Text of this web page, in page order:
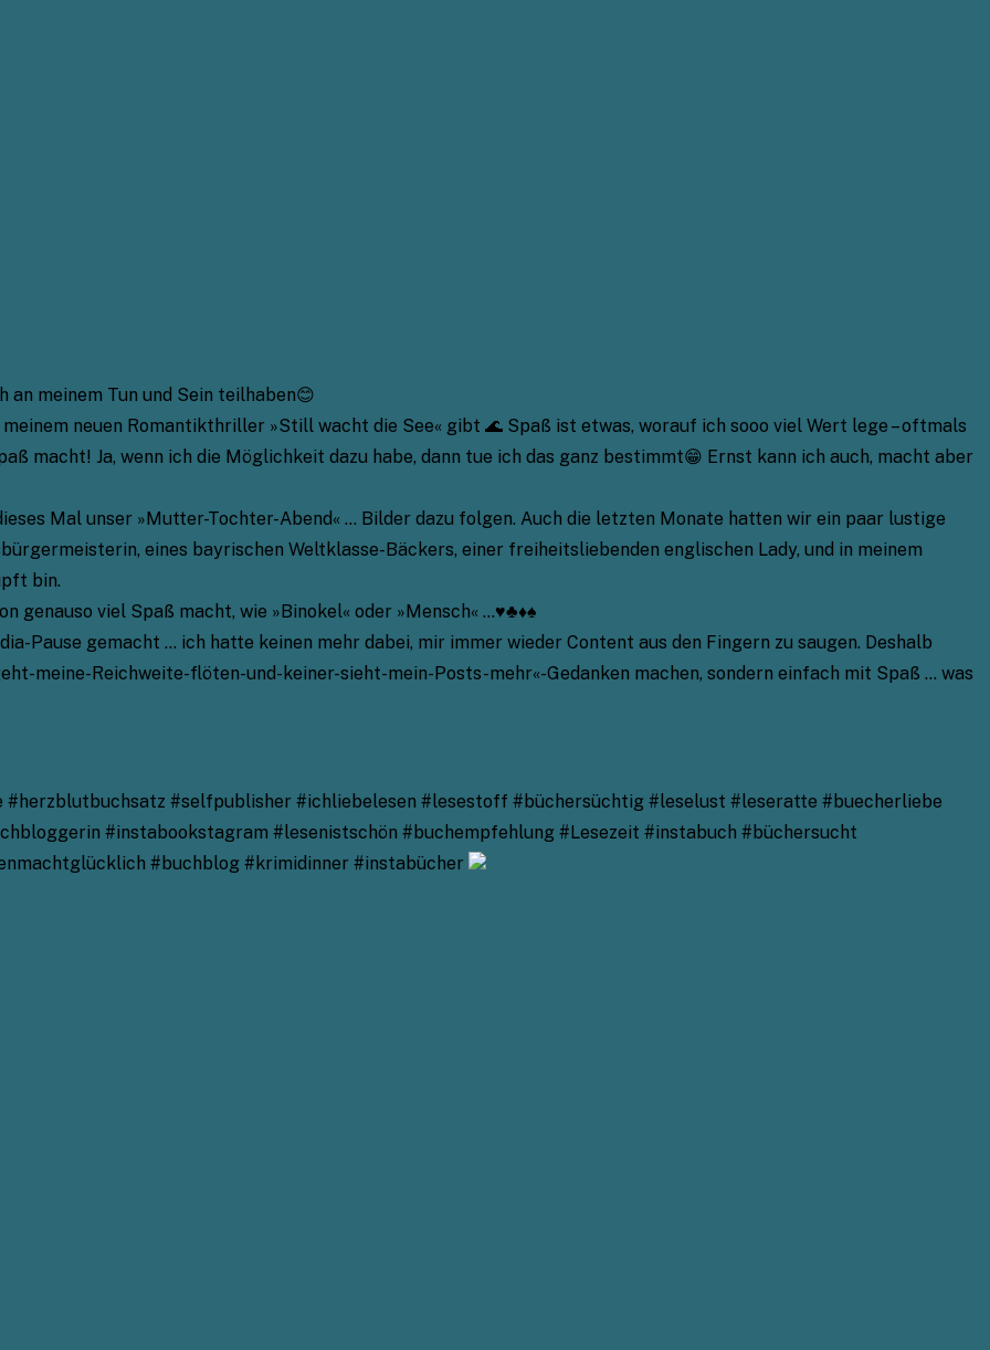
meinem Tun und Sein teilhaben😊
neuen Romantikthriller »Still wacht die See« gibt 🌊 Spaß ist etwas, worauf ich sooo viel Wert lege – oftmals
macht! Ja, wenn ich die Möglichkeit dazu habe, dann tue ich das ganz bestimmt😁 Ernst kann ich auch, macht aber
Mal unser »Mutter-Tochter-Abend« … Bilder dazu folgen. Auch die letzten Monate hatten wir ein paar lustige
eines bayrischen Weltklasse-Bäckers, einer freiheitsliebenden englischen Lady, und in meinem
bin.
genauso viel Spaß macht, wie »Binokel« oder »Mensch« …♥️♣️♦️♠️
Pause gemacht … ich hatte keinen mehr dabei, mir immer wieder Content aus den Fingern zu saugen. Deshalb
meine-Reichweite-flöten-und-keiner-sieht-mein-Posts-mehr«-Gedanken machen, sondern einfach mit Spaß … was
#selfpublisher #ichliebelesen #lesestoff #büchersüchtig #leselust #leseratte #buecherliebe
#instabookstagram #lesenistschön #buchempfehlung #Lesezeit #instabuch #büchersucht
#buchblog #krimidinner #instabücher